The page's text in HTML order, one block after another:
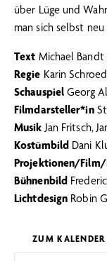
über Lüge und
man sich selbst
Text Michael Bandt
Regie Karin
SchauspielGeorg
Filmdarsteller*in
Musik Jan Fritsch,
Kostümbild Dani
Projektionen/
Bühnenbild
Lichtdesign Robin
ZUM